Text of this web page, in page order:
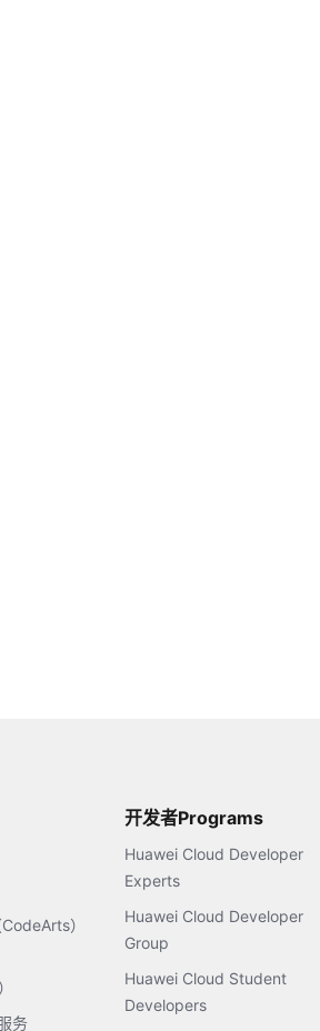
）
务
开发者Programs
Huawei Cloud Developer
Experts
Huawei Cloud Developer
Group
Huawei Cloud Student
Developers